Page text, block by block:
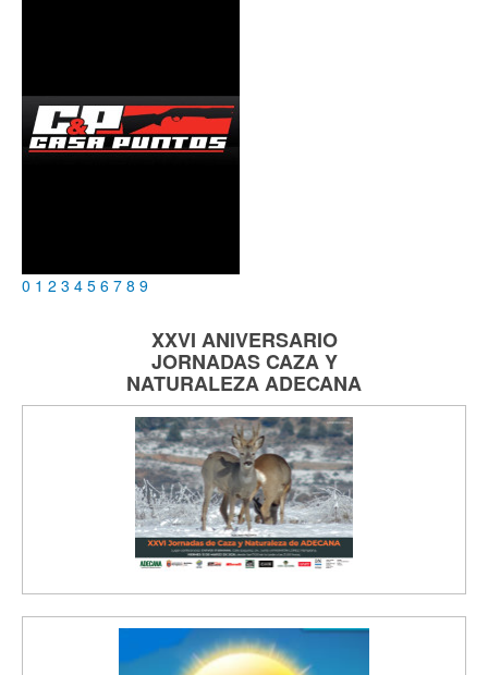
0 1 2 3 4 5 6 7 8 9
XXVI ANIVERSARIO
JORNADASCAZA Y
NATURALEZAADECANA